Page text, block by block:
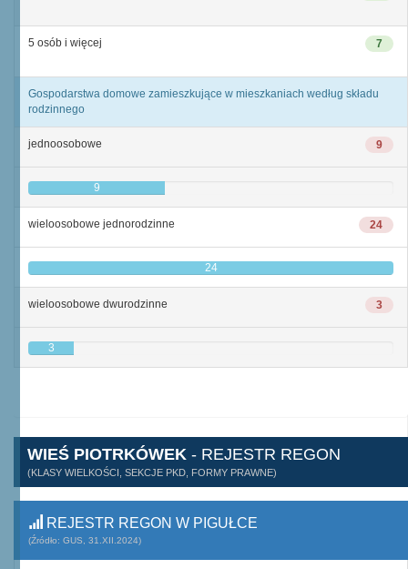
7
5 osób i więcej
Gospodarstwa domowe zamieszkujące w mieszkaniach według składu
rodzinnego
9
jednoosobowe
9
24
wieloosobowe jednorodzinne
24
3
wieloosobowe dwurodzinne
3
WIEŚ PIOTRKÓWEK - REJESTR REGON
(KLASY WIELKOŚCI, SEKCJE PKD, FORMY PRAWNE)
REJESTR REGON W PIGUŁCE
(Źródło: GUS, 31.XII.2024)